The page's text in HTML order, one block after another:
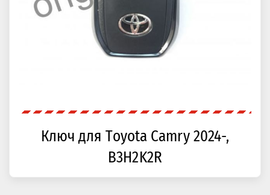
Ключ для Toyota Camry 2024-,
B3H2K2R